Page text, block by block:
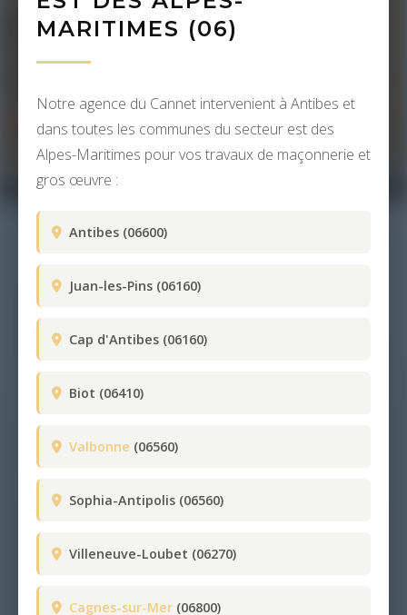
MARITIMES (06)
Notre agence du Cannet intervenient à Antibes et
dans toutes les communes du secteur est des
Alpes-Maritimes pour vos travaux de maçonnerie et
gros œuvre :
Antibes (06600)
Juan-les-Pins (06160)
Cap d'Antibes (06160)
Biot (06410)
Valbonne (06560)
Sophia-Antipolis (06560)
Villeneuve-Loubet (06270)
Cagnes-sur-Mer (06800)